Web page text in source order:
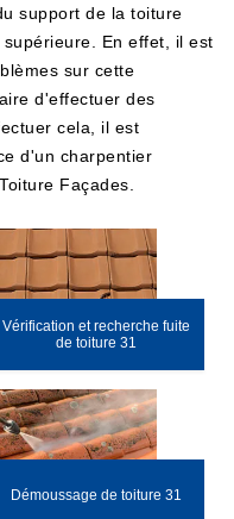
support de la toiture
En effet, il est
sur cette
d'effectuer des
cela, il est
d'un charpentier
Façades.
Vérification et recherche fuite
de toiture 31
Démoussage de toiture 31